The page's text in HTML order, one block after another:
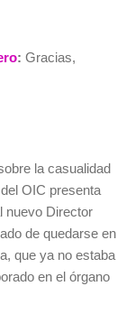
: Gracias,
la casualidad
OIC presenta
nuevo Director
de quedarse en
que ya no estaba
en el órgano